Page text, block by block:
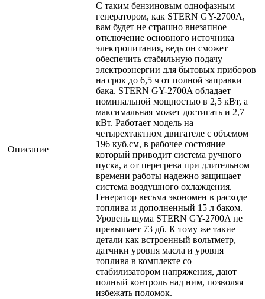
Описание
С таким бензиновым однофазным
генератором, как STERN GY-2700A,
вам будет не страшно внезапное
отключение основного источника
электропитания, ведь он сможет
обеспечить стабильную подачу
электроэнергии для бытовых приборов
на срок до 6,5 ч от полной заправки
бака. STERN GY-2700A обладает
номинальной мощностью в 2,5 кВт, а
максимальная может достигать и 2,7
кВт. Работает модель на
четырехтактном двигателе с объемом
196 куб.см, в рабочее состояние
который приводит система ручного
пуска, а от перегрева при длительном
времени работы надежно защищает
система воздушного охлаждения.
Генератор весьма экономен в расходе
топлива и дополненный 15 л баком.
Уровень шума STERN GY-2700A не
превышает 73 дб. К тому же такие
детали как встроенный вольтметр,
датчики уровня масла и уровня
топлива в комплекте со
стабилизатором напряжения, дают
полный контроль над ним, позволяя
избежать поломок.